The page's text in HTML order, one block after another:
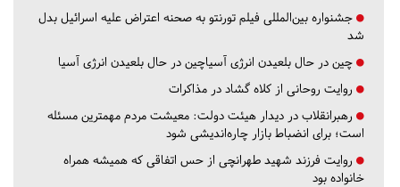
جشنواره بین‌المللی فیلم تورنتو به صحنه اعتراض علیه اسرائیل بدل
شد
چین در حال بلعیدن انرژی آسیاچین در حال بلعیدن انرژی آسیا
روایت روحانی از کلاه گشاد در مذاکرات
رهبرانقلاب در دیدار هیئت دولت: معیشت مردم مهمترین مسئله
است؛ برای انضباط بازار چاره‌اندیشی شود
روایت فرزند شهید طهرانچی از حس اتفاقی که همیشه همراه
خانواده بود